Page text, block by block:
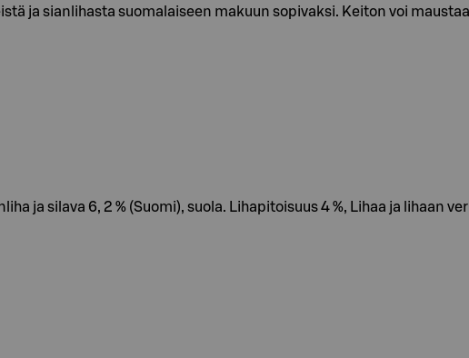
ja sianlihasta suomalaiseen makuun sopivaksi. Keiton voi
ja silava 6, 2 % (Suomi), suola. Lihapitoisuus 4 %, Lihaa ja lihaan